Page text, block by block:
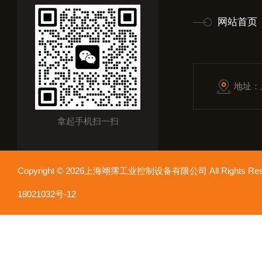
拿起手机扫一扫
网站首页
地址
Copyright © 2026上海翊霈工业控制设备有限公司 All Rights
18021032号-12